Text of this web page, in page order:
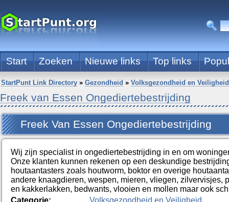
Start Zoeken Nieuwe links Top links
StartPunt Link Directory » Gezondheid » Volksgezondheid en Veiligheid
Freek van Essen Ongediertebestrijding
Freek Van Essen Ongediertebestrijding
Wij zijn specialist in ongediertebestrijding in en om
Onze klanten kunnen rekenen op een deskundige
houtaantasters zoals houtworm, boktor en overige
andere knaagdieren, wespen, mieren, vliegen, zilvervisjes,
en kakkerlakken, bedwants, vlooien en mollen maar ook
Categorie:
Volksgezondheid en Veiligheid